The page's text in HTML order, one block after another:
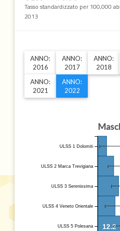
Tasso standardizzato per 100,000
2013
ANNO:
2016
ANNO:
2017
ANNO:
2018
ANNO:
2021
ANNO:
2022
12.2
ULSS 1 Dolomiti
ULSS 2 Marca Trevigiana
ULSS 3 Serenissima
ULSS 4 Veneto Orientale
ULSS 5 Polesana